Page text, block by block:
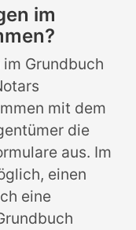
im
Grundbuch
mit dem
die
aus. Im
einen
eine